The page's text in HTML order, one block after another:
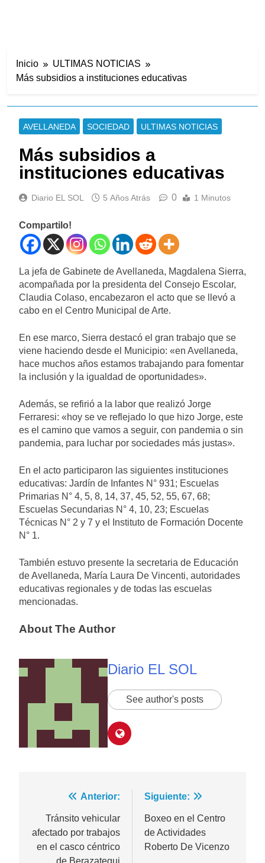
Inicio
ULTIMAS NOTICIAS
Más subsidios a instituciones educativas
AVELLANEDA SOCIEDAD ULTIMAS NOTICIAS
Más subsidios a
instituciones educativas
Diario EL SOL 5 Años Atrás 0 1 Minutos
Compartilo!
La jefa de Gabinete de Avellaneda, Magdalena Sierra,
acompañada por la presidenta del Consejo Escolar,
Claudia Colaso, encabezaron el acto que se llevó a
cabo en el Centro Municipal de Arte.
En ese marco, Sierra destacó el gran trabajo que se
viene haciendo desde el Municipio: «en Avellaneda,
hace muchos años estamos trabajando para fomentar
la inclusión y la igualdad de oportunidades».
Además, se refirió a la labor que realizó Jorge
Ferraresi: «hoy se ve reflejado lo que hizo Jorge, este
es el camino que vamos a seguir, con pandemia o sin
pandemia, para luchar por sociedades más justas».
En el acto participaron las siguientes instituciones
educativas: Jardín de Infantes N° 931; Escuelas
Primarias N° 4, 5, 8, 14, 37, 45, 52, 55, 67, 68;
Escuelas Secundarias N° 4, 10, 23; Escuelas
Técnicas N° 2 y 7 y el Instituto de Formación Docente
N° 1.
También estuvo presente la secretaria de Educación
de Avellaneda, María Laura De Vincenti, autoridades
educativas regionales y de todas las escuelas
mencionadas.
About The Author
Diario EL SOL
See author's posts
Navegación
de
entradas
Anterior:
Tránsito vehicular
afectado por trabajos
en el casco céntrico
de Berazategui
Siguiente:
Boxeo en el Centro
de Actividades
Roberto De Vicenzo